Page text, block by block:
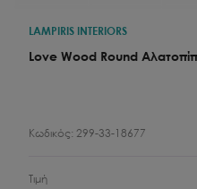
LAMPIRIS INTERIORS
Love Wood Round
Κωδικός: 299-33-18677
Τιμή